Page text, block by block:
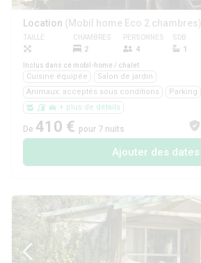
Location (Mobil home Eco 2 chambres)
TAILLE CHAMBRES
2
PERSONNES
4
SDB
1
Inclus dans ce mobil-home / chalet
Cuisine équipée
Salon de jardin
Animaux: acceptés sous conditions
Parking
+ plus de détails
De 410 € pour 7 nuits
Ajouter des dates